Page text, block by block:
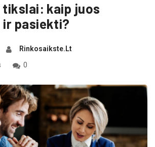
tikslai: kaip juos
pasiekti?
Rinkosaikste.lt
0